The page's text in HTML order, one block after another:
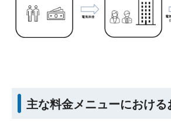
主な料金メニューにおける